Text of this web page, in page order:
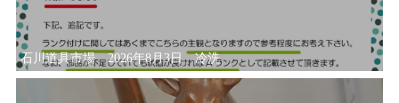
石川道具市場 2026年8月3日 冷洗